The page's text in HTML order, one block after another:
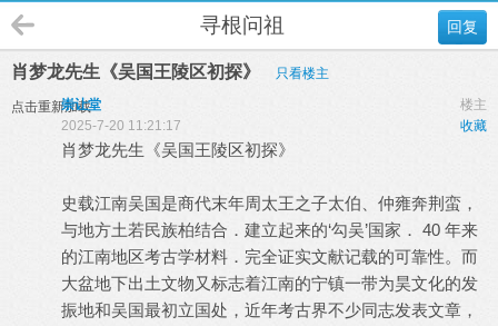
回复
寻根问祖
肖梦龙先生《吴国王陵区初探》 只看楼主
点击重新加载 楼主
崇让堂
收藏
2025-7-20 11:21:17
肖梦龙先生《吴国王陵区初探》
史载江南吴国是商代末年周太王之子太伯、仲雍奔荆蛮，
与地方土若民族柏结合．建立起来的‘勾吴’国家． 40 年来
的江南地区考古学材料．完全证实文献记载的可靠性。而
大盆地下出土文物又标志着江南的宁镇一带为昊文化的发
振地和吴国最初立国处，近年考古界不少同志发表文章，